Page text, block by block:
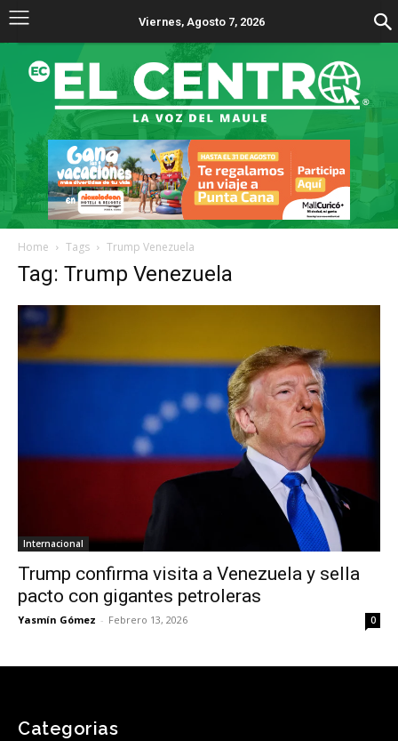
Viernes, Agosto 7, 2026
Home Tags Trump Venezuela
Tag: Trump Venezuela
Internacional
Trump confirma visita a Venezuela y sella
pacto con gigantes petroleras
Yasmín Gómez - Febrero 13, 2026 0
Categorias